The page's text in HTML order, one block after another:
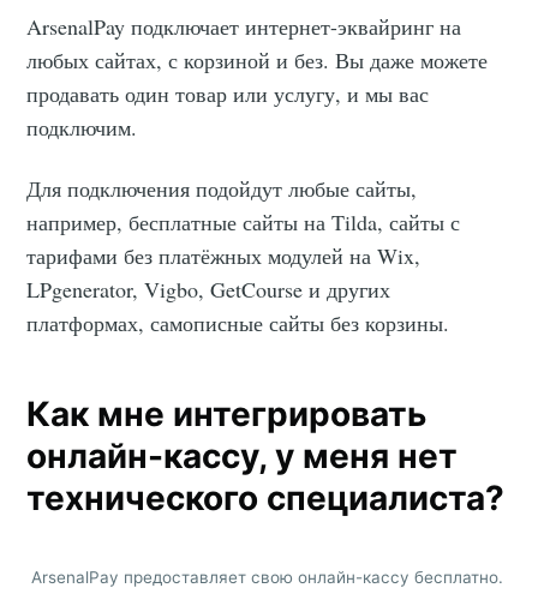
ArsenalPay подключает интернет-эквайринг на
любых сайтах, с корзиной и без. Вы даже можете
продавать один товар или услугу, и мы вас
подключим.
Для подключения подойдут любые сайты,
например, бесплатные сайты на Tilda, сайты с
тарифами без платёжных модулей на Wix,
LPgenerator, Vigbo, GetCourse и других
платформах, самописные сайты без корзины.
Как мне интегрировать
онлайн-кассу, у меня нет
технического специалиста?
ArsenalPay предоставляет свою онлайн-кассу бесплатно.